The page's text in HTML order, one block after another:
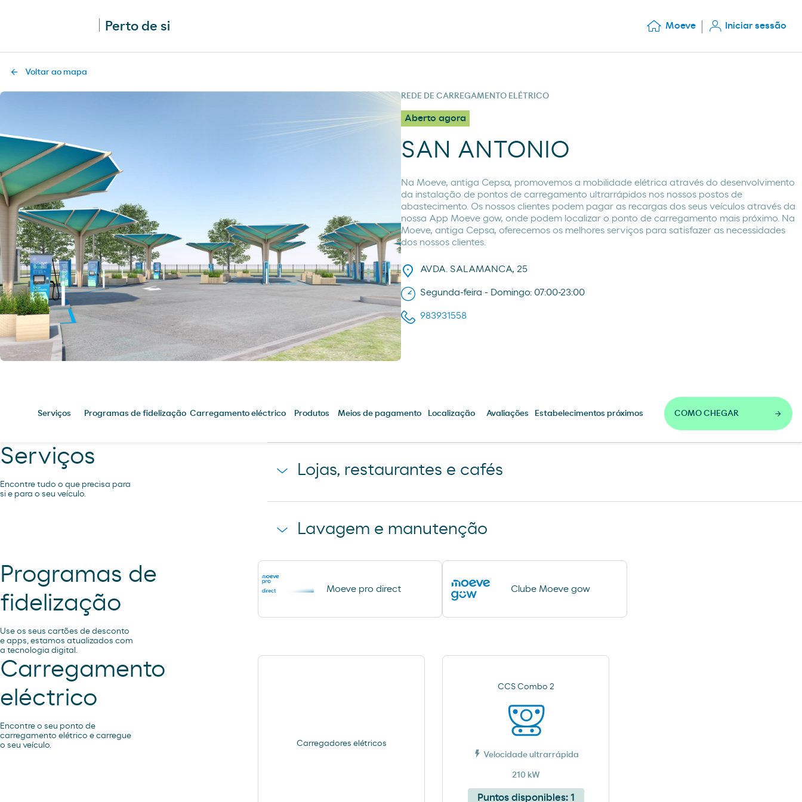
Perto de si Moeve Iniciar sessão
Voltar ao mapa
REDE DE CARREGAMENTO ELÉTRICO
Aberto agora
SAN ANTONIO
Na Moeve, antiga Cepsa, promovemos a mobilidade elétrica através do desenvolvimento
da instalação de pontos de carregamento ultrarrápidos nos nossos postos de
abastecimento. Os nossos clientes podem pagar as recargas dos seus veículos através da
nossa App Moeve gow, onde podem localizar o ponto de carregamento mais próximo. Na
Moeve, antiga Cepsa, oferecemos os melhores serviços para satisfazer as necessidades
dos nossos clientes.
AVDA. SALAMANCA, 25
Segunda-feira - Domingo: 07:00-23:00
983931558
Serviços Programas de fidelização Carregamento eléctrico Produtos Meios de pagamento Localização Avaliações Estabelecimentos próximos COMO CHEGAR
Serviços
Encontre tudo o que precisa para
si e para o seu veículo.
Lojas, restaurantes e cafés
Pão de forno
Lavagem e manutenção
Lavagem Automática de
automóveis
Programas de
fidelização
Use os seus cartões de desconto
e apps, estamos atualizados com
a tecnologia digital.
Moeve pro direct Clube Moeve gow
Carregamento
eléctrico
Encontre o seu ponto de
carregamento elétrico e carregue
o seu veículo.
Carregadores elétricos
CCS Combo 2
Velocidade ultrarrápida
210 kW
Puntos disponibles: 1